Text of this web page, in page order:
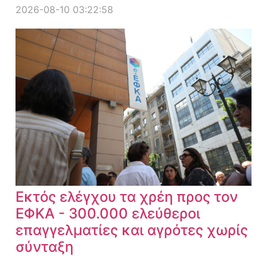
2026-08-10 03:22:58
Εκτός ελέγχου τα χρέη προς τον
ΕΦΚΑ - 300.000 ελεύθεροι
επαγγελματίες και αγρότες χωρίς
σύνταξη